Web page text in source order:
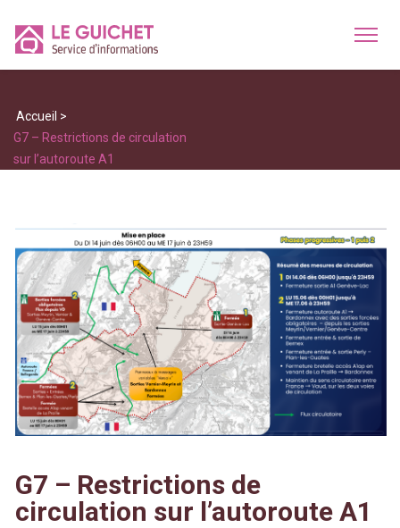
Accueil >
G7 – Restrictions de circulation
sur l’autoroute A1
G7 – Restrictions de
circulation sur l’autoroute A1